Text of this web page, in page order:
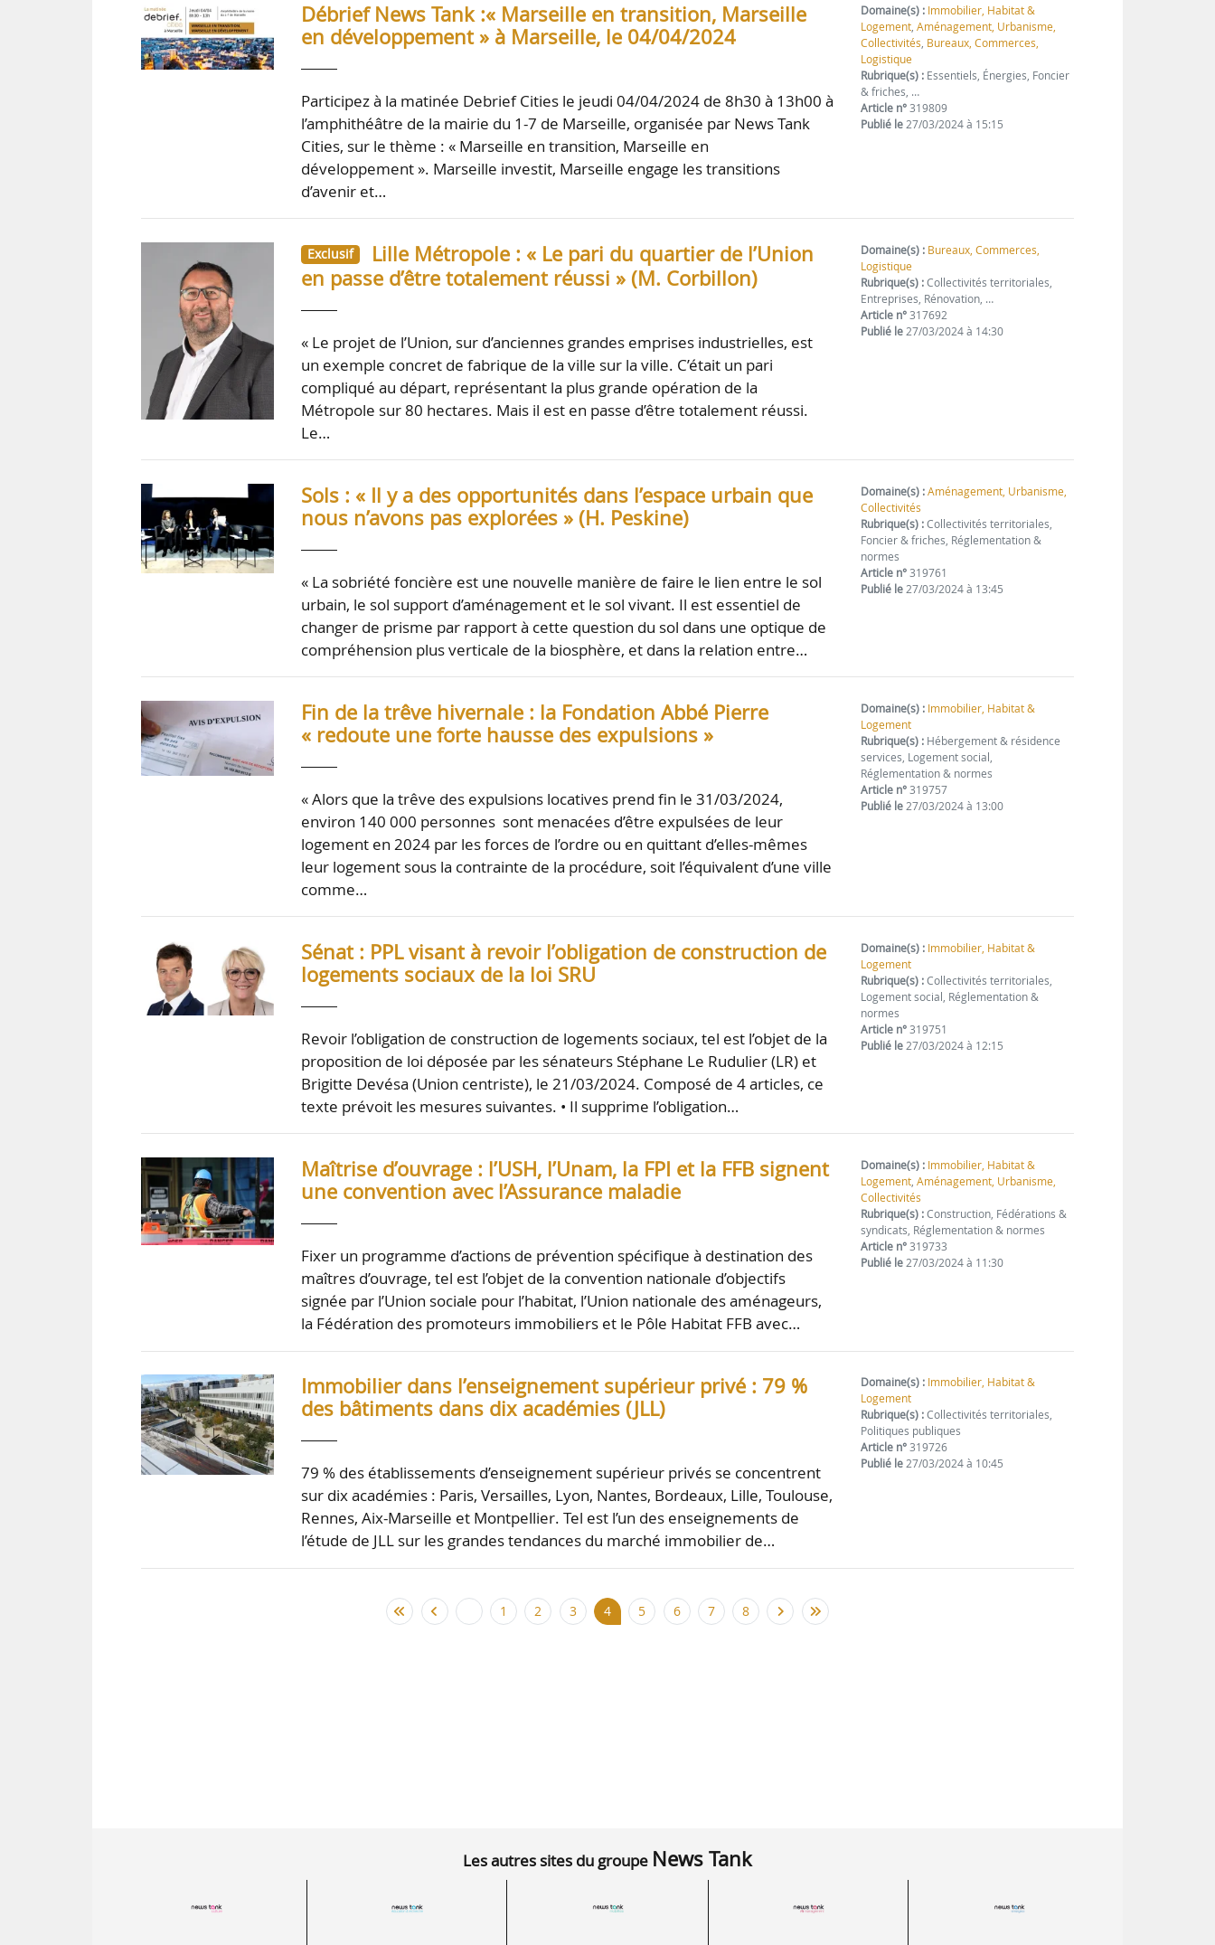
Débrief News Tank :« Marseille en transition, Marseille
en développement » à Marseille, le 04/04/2024
Participez à la matinée Debrief Cities le jeudi 04/04/2024 de 8h30 à 13h00 à
l’amphithéâtre de la mairie du 1-7 de Marseille, organisée par News Tank
Cities, sur le thème : « Marseille en transition, Marseille en
développement ». Marseille investit, Marseille engage les transitions
d’avenir et…
Domaine(s) : Immobilier, Habitat &
Logement,Aménagement, Urbanisme,
Collectivités, Bureaux, Commerces,
Logistique
Rubrique(s) : Essentiels, Énergies, Foncier
& friches, …
Article n°319809
Publié le27/03/2024 à 15:15
Exclusif
Lille Métropole : « Le pari du quartier de l’Union
en passe d’être totalement réussi » (M. Corbillon)
« Le projet de l’Union, sur d’anciennes grandes emprises industrielles, est
un exemple concret de fabrique de la ville sur la ville. C’était un pari
compliqué au départ, représentant la plus grande opération de la
Métropole sur 80 hectares. Mais il est en passe d’être totalement réussi.
Le…
Domaine(s) : Bureaux, Commerces,
Logistique
Rubrique(s) :Collectivités territoriales,
Entreprises, Rénovation, …
Article n°317692
Publié le27/03/2024 à 14:30
Sols : « Il y a des opportunités dans l’espace urbain que
nous n’avons pas explorées » (H. Peskine)
« La sobriété foncière est une nouvelle manière de faire le lien entre le sol
urbain, le sol support d’aménagement et le sol vivant. Il est essentiel de
changer de prisme par rapport à cette question du sol dans une optique de
compréhension plus verticale de la biosphère, et dans la relation entre…
Domaine(s) : Aménagement, Urbanisme,
Collectivités
Rubrique(s) :Collectivités territoriales,
Foncier & friches, Réglementation &
normes
Article n°319761
Publié le27/03/2024 à 13:45
Fin de la trêve hivernale : la Fondation Abbé Pierre
« redoute une forte hausse des expulsions »
« Alors que la trêve des expulsions locatives prend fin le 31/03/2024,
environ 140 000 personnes sont menacées d’être expulsées de leur
logement en 2024 par les forces de l’ordre ou en quittant d’elles-mêmes
leur logement sous la contrainte de la procédure, soit l’équivalent d’une ville
comme…
Domaine(s) : Immobilier, Habitat &
Logement
Rubrique(s) : Hébergement & résidence
services, Logement social,
Réglementation & normes
Article n°319757
Publié le27/03/2024 à 13:00
Sénat : PPL visant à revoir l’obligation de construction de
logements sociaux de la loi SRU
Revoir l’obligation de construction de logements sociaux, tel est l’objet de la
proposition de loi déposée par les sénateurs Stéphane Le Rudulier (LR) et
Brigitte Devésa (Union centriste), le 21/03/2024. Composé de 4 articles, ce
texte prévoit les mesures suivantes. • Il supprime l’obligation…
Domaine(s) : Immobilier, Habitat &
Logement
Rubrique(s) :Collectivités territoriales,
Logement social, Réglementation &
normes
Article n°319751
Publié le27/03/2024 à 12:15
Maîtrise d’ouvrage : l’USH, l’Unam, la FPI et la FFB signent
une convention avec l’Assurance maladie
Fixer un programme d’actions de prévention spécifique à destination des
maîtres d’ouvrage, tel est l’objet de la convention nationale d’objectifs
signée par l’Union sociale pour l’habitat, l’Union nationale des aménageurs,
la Fédération des promoteurs immobiliers et le Pôle Habitat FFB avec…
Domaine(s) : Immobilier, Habitat &
Logement,Aménagement, Urbanisme,
Collectivités
Rubrique(s) :Construction, Fédérations &
syndicats, Réglementation & normes
Article n°319733
Publié le27/03/2024 à 11:30
Immobilier dans l’enseignement supérieur privé : 79 %
des bâtiments dans dix académies (JLL)
79 % des établissements d’enseignement supérieur privés se concentrent
sur dix académies : Paris, Versailles, Lyon, Nantes, Bordeaux, Lille, Toulouse,
Rennes, Aix-Marseille et Montpellier. Tel est l’un des enseignements de
l’étude de JLL sur les grandes tendances du marché immobilier de…
Domaine(s) : Immobilier, Habitat &
Logement
Rubrique(s) :Collectivités territoriales,
Politiques publiques
Article n°319726
Publié le27/03/2024 à 10:45
1 2 3 4 5 6 7 8
Les autres sites du groupe News Tank